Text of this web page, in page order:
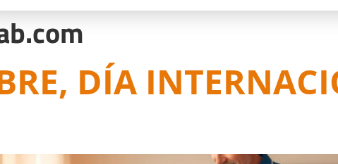
DÍA